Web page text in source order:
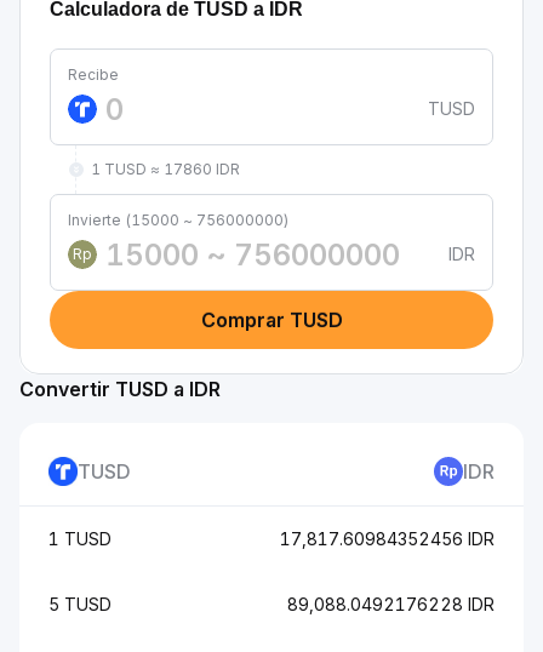
Calculadora de TUSD a IDR
Recibe
TUSD
1 TUSD ≈ 17860 IDR
Invierte (15000 ~ 756000000)
Rp
IDR
Comprar TUSD
Convertir TUSD a IDR
TUSD IDR
1 TUSD 17,817.60984352456 IDR
5 TUSD 89,088.0492176228 IDR